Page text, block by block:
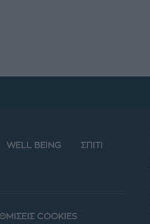
WELL BEING ΣΠΙΤΙ
COOKIES